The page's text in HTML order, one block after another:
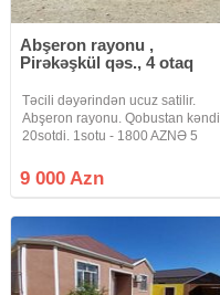
Abşeron rayonu ,
Pirəkəşkül qəs., 4 otaq
Təcili dəyərindən ucuz satilir.
Abşeron rayonu. Qobustan kəndi.
20sotdi. 1sotu - 1800 AZNƏ 5
- Çixariş (kupça) (yaşayiş
məntəqələrin torpaqi) Əlavə
9 000 Azn